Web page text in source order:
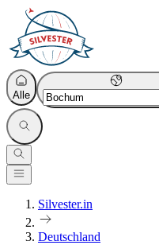
Alle
Silvester.in
Deutschland